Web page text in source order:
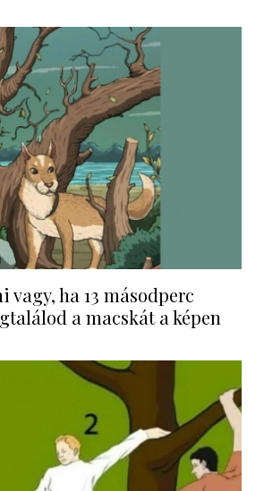
vagy, ha 13 másodperc
a macskát a képen